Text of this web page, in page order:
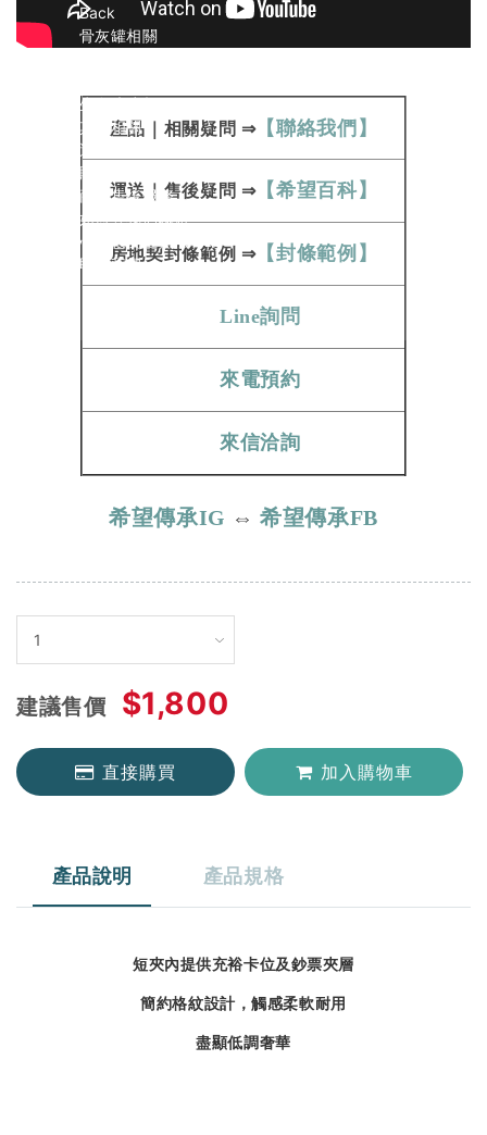
Back
骨灰罐相關
生命琉璃相關
其他相關
運送方式
購物相關條款
商品售後服務
如何與我們聯絡
心情很沉重無法釋懷
聯絡我們
產品 相關疑問 ⇒【聯絡我們】
運送 ｜ 售後疑問 ⇒【希望百科】
房地契封條範例​​​​​ ⇒【封條範例】
Line詢問
來電預約
來信洽詢
希望傳承IG ⇔希望傳承FB
建議售價 $1,800
直接購買 加入購物車
產品說明 產品規格
短夾內提供充裕卡位及鈔票夾層
簡約格紋設計，觸感柔軟耐用
盡顯低調奢華